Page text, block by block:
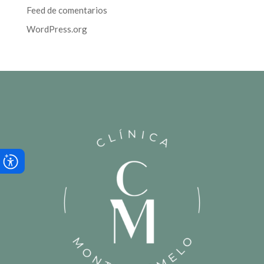
Feed de comentarios
WordPress.org